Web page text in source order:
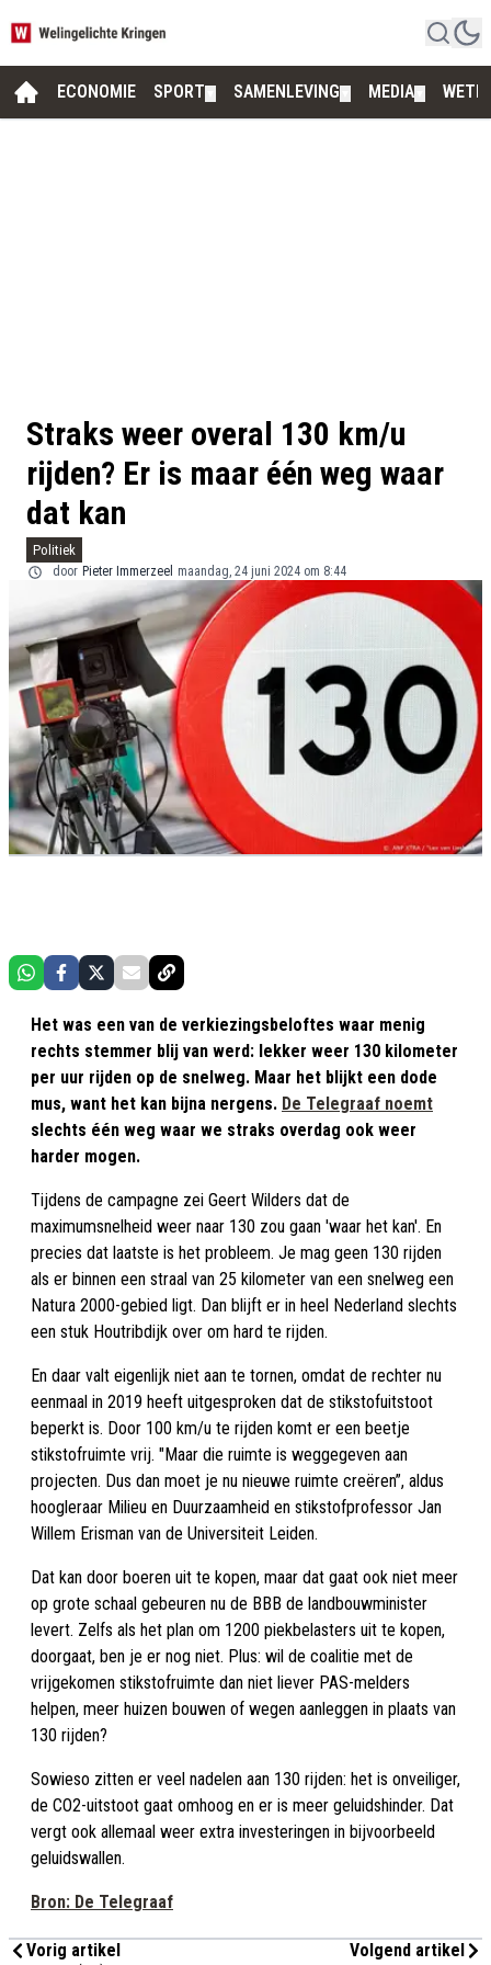
ECONOMIE SPORT SAMENLEVING MEDIA
Straks weer overal 130 km/u
rijden? Er is maar één weg waar
dat kan
Politiek
door Pieter Immerzeel maandag, 24 juni 2024 om 8:44
Het was een van de verkiezingsbeloftes waar menig
rechts stemmer blij van werd: lekker weer 130 kilometer
per uur rijden op de snelweg. Maar het blijkt een dode
mus, want het kan bijna nergens. De Telegraaf noemt
slechts één weg waar we straks overdag ook weer
harder mogen.
Tijdens de campagne zei Geert Wilders dat de
maximumsnelheid weer naar 130 zou gaan 'waar het kan'. En
precies dat laatste is het probleem. Je mag geen 130 rijden
als er binnen een straal van 25 kilometer van een snelweg een
Natura 2000-gebied ligt. Dan blijft er in heel Nederland slechts
een stuk Houtribdijk over om hard te rijden.
En daar valt eigenlijk niet aan te tornen, omdat de rechter nu
eenmaal in 2019 heeft uitgesproken dat de stikstofuitstoot
beperkt is. Door 100 km/u te rijden komt er een beetje
stikstofruimte vrij. "Maar die ruimte is weggegeven aan
projecten. Dus dan moet je nu nieuwe ruimte creëren”, aldus
hoogleraar Milieu en Duurzaamheid en stikstofprofessor Jan
Willem Erisman van de Universiteit Leiden.
Dat kan door boeren uit te kopen, maar dat gaat ook niet meer
op grote schaal gebeuren nu de BBB de landbouwminister
levert. Zelfs als het plan om 1200 piekbelasters uit te kopen,
doorgaat, ben je er nog niet. Plus: wil de coalitie met de
vrijgekomen stikstofruimte dan niet liever PAS-melders
helpen, meer huizen bouwen of wegen aanleggen in plaats van
130 rijden?
Sowieso zitten er veel nadelen aan 130 rijden: het is onveiliger,
de CO2-uitstoot gaat omhoog en er is meer geluidshinder. Dat
vergt ook allemaal weer extra investeringen in bijvoorbeeld
geluidswallen.
Bron: De Telegraaf
Vorig artikel
Volgend artikel